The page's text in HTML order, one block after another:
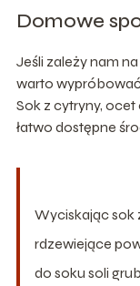
Domowe
Jeśli zależy nam
warto
Sok z cytryny,
łatwo dostępne
Wyciskając sok
rdzewiejące
do soku soli